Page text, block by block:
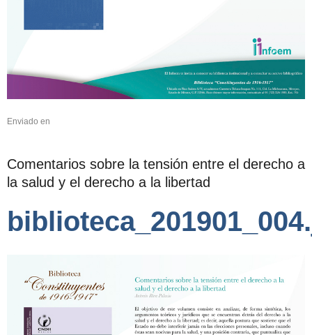
Enviado en
Comentarios sobre la tensión entre el derecho a
la salud y el derecho a la libertad